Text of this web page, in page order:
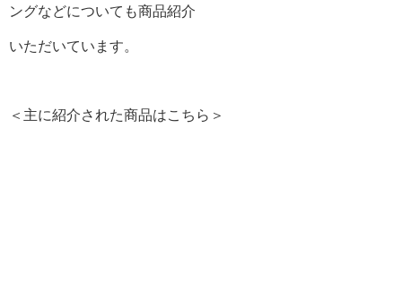
ングなどについても商品紹介
いただいています。
＜主に紹介された商品はこちら＞